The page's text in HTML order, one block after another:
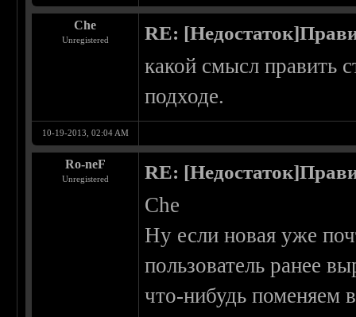
Che
Unregistered RE:
какой смысл править
подходе.
10-19-2013, 02:04 AM
Ro-neF
Unregistered RE:
Che
Ну если новая уже
пользователь ранее
что-нибудь поменяем